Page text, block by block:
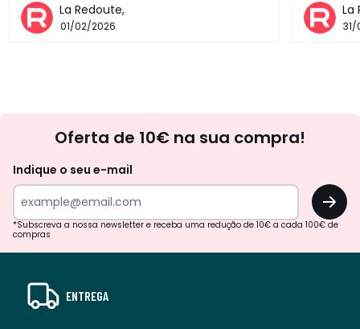
La Redoute,
01/02/2026
La
Oferta de 10€ na sua compra!
Indique o seu e-mail
OK
*Subscreva a nossa newsletter e receba uma redução de 10€ a cada 100€ de
compras
ENTREGA